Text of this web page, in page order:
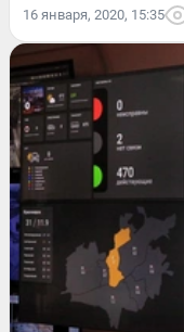
16 января, 2020, 15:35